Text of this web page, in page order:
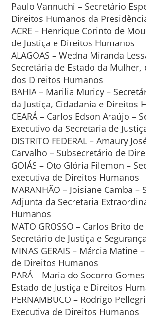
Paulo Vannuchi – Secretário
Direitos Humanos da
ACRE – Henrique Corinto de
de Justiça e Direitos Humanos
ALAGOAS – Wedna Miranda
Secretária de Estado da Mulher,
dos Direitos Humanos
BAHIA – Marilia Muricy –
da Justiça, Cidadania e Direitos
CEARÁ – Carlos Edson Araújo –
Executivo da Secretaria de
DISTRITO FEDERAL – Amaury
Carvalho – Subsecretário de
GOIÁS – Oto Glória Filemon –
executiva de Direitos Humanos
MARANHÃO – Joisiane Camba –
Adjunta da Secretaria
Humanos
MATO GROSSO – Carlos Brito
Secretário de Justiça e
MINAS GERAIS – Márcia Matine
de Direitos Humanos
PARÁ – Maria do Socorro
Estado de Justiça e Direitos
PERNAMBUCO – Rodrigo
Executiva de Direitos Humanos